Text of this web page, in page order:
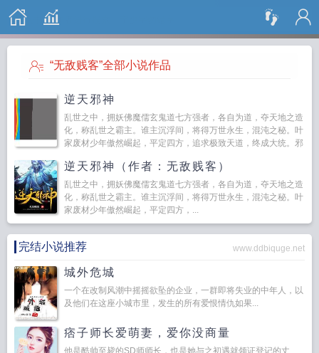
搜 索
“无敌贱客”全部小说作品
逆天邪神
乱世之中，拥妖佛魔儒玄鬼道七方强者，各自为道，夺天地之造
化，称乱世之霸主。谁主沉浮间，将得万世永生，混沌之秘。叶
家废材少年傲然崛起，平定四方，追求极致天道，终成大统。邪
逆天邪神（作者：无敌贱客）
乱世之中，拥妖佛魔儒玄鬼道七方强者，各自为道，夺天地之造
化，称乱世之霸主。谁主沉浮间，将得万世永生，混沌之秘。叶
家废材少年傲然崛起，平定四方，...
完结小说推荐 www.ddbiquge.net
城外危城
一个在改制风潮中摇摇欲坠的企业，一群即将失业的中年人，以
及他们在这座小城市里，发生的所有爱恨情仇如果...
痞子师长爱萌妻，爱你没商量
他是酷帅至毙的SD师师长，也是她与之初遇就领证登记的丈